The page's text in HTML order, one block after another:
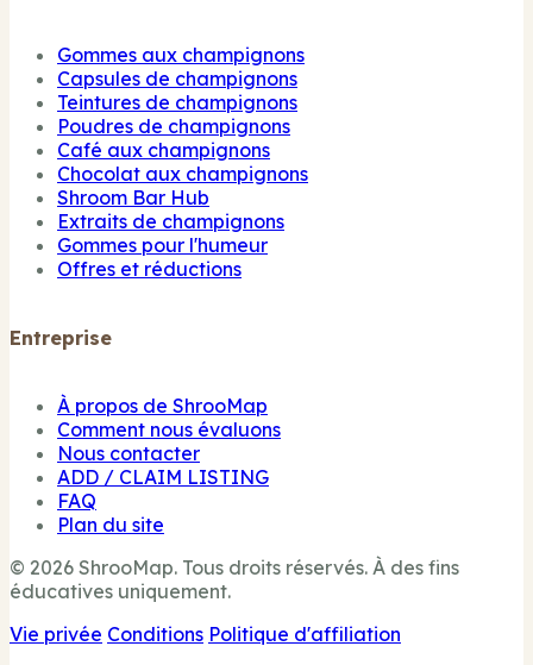
Gommes aux champignons
Capsules de champignons
Teintures de champignons
Poudres de champignons
Café aux champignons
Chocolat aux champignons
Shroom Bar Hub
Extraits de champignons
Gommes pour l'humeur
Offres et réductions
Entreprise
À propos de ShrooMap
Comment nous évaluons
Nous contacter
ADD / CLAIM LISTING
FAQ
Plan du site
© 2026 ShrooMap. Tous droits réservés. À des fins
éducatives uniquement.
Vie privée Conditions Politique d'affiliation